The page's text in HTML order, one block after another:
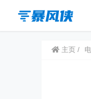
主页